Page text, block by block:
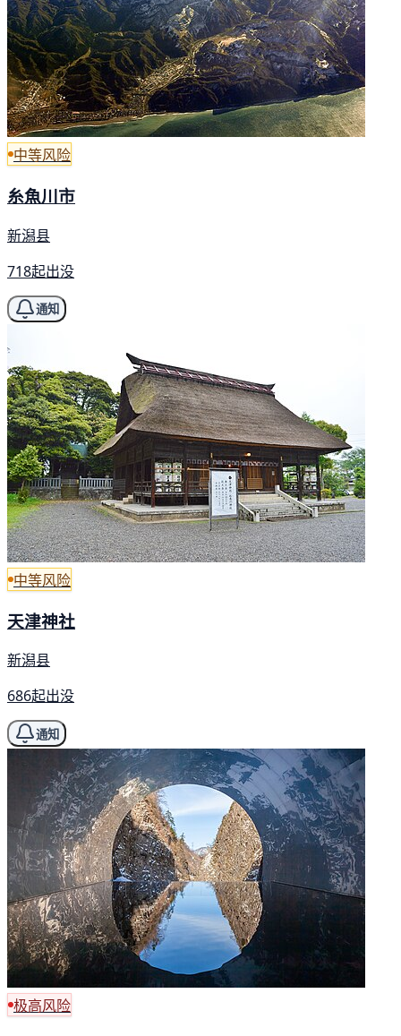
中等风险
糸魚川市
新潟县
718起出没
通知
中等风险
天津神社
新潟县
686起出没
通知
极高风险